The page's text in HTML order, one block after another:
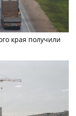
края получили